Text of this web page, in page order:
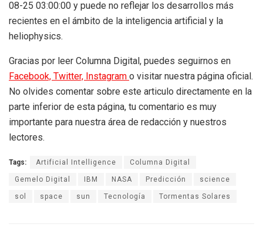
08-25 03:00:00 y puede no reflejar los desarrollos más
recientes en el ámbito de la inteligencia artificial y la
heliophysics.
Gracias por leer Columna Digital, puedes seguirnos en
Facebook, Twitter, Instagram o visitar nuestra página oficial.
No olvides comentar sobre este articulo directamente en la
parte inferior de esta página, tu comentario es muy
importante para nuestra área de redacción y nuestros
lectores.
Tags: Artificial Intelligence Columna Digital
Gemelo Digital IBM NASA Predicción science
sol space sun Tecnología Tormentas Solares